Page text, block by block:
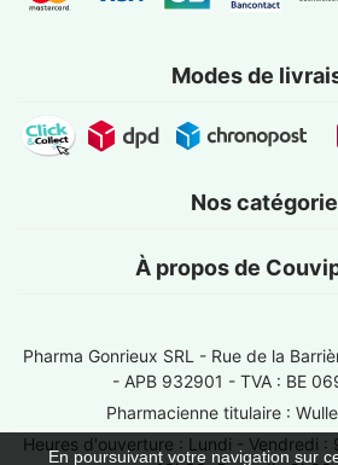
Modes de
Nos
À propos de
En poursuivant votre navigation sur
Pharma Gonrieux SRL - Rue de la
- APB 932901 - TVA : BE
Pharmacienne titulaire :
Heures d'ouverture : Lundi - Vendredi